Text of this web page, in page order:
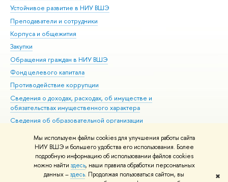
Мы используем файлы cookies для улучшения работы сайта
НИУ ВШЭ и большего удобства его использования. Более
подробную информацию об использовании файлов cookies
можно найти здесь, наши правила обработки персональных
данных –здесь. Продолжая пользоваться сайтом, вы
✖
Устойчивое развитие в НИУ ВШЭ
Преподаватели и сотрудники
Корпуса и общежития
Закупки
Обращения граждан в НИУ ВШЭ
Фонд целевого капитала
Противодействие коррупции
Сведения о доходах, расходах, об имуществе и
обязательствах имущественного характера
Сведения об образовательной организации
Людям с ограниченными возможностями здоровья
Единая платежная страница
Работа в Вышке